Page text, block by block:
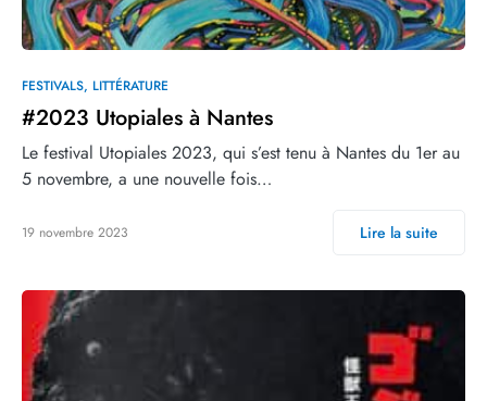
FESTIVALS LITTÉRATURE
#2023 Utopiales à Nantes
Le festival Utopiales 2023, qui s’est tenu à Nantes du 1er au
5 novembre, a une nouvelle fois…
19 novembre 2023 Lire la suite